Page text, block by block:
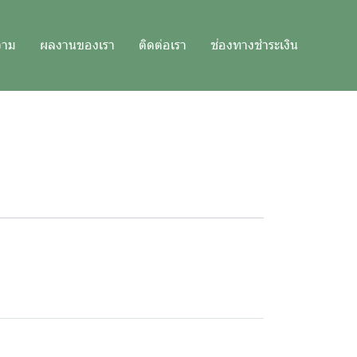
ม ผลงานของเรา ติดต่อเรา ช่องทางชำระเงิน